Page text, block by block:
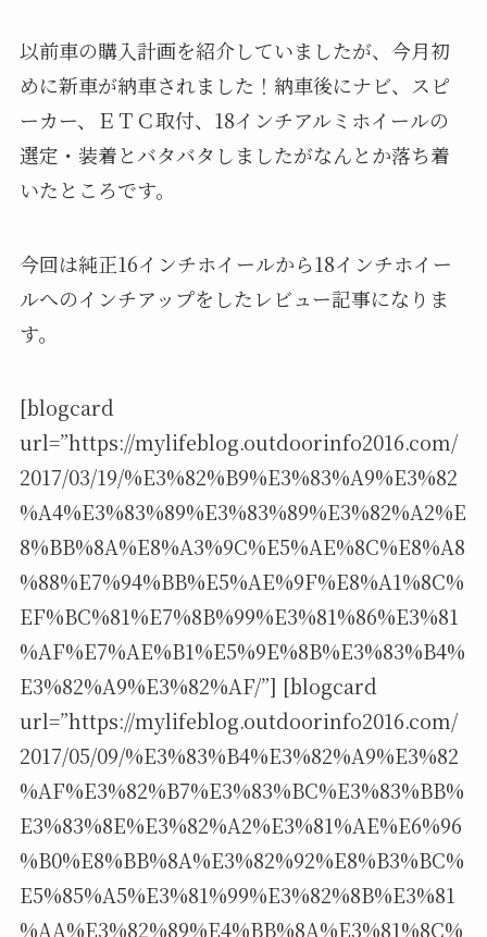
以前車の購入計画を紹介していましたが、今月初
めに新車が納車されました！納車後にナビ、スピ
ーカー、ＥＴＣ取付、18インチアルミホイールの
選定・装着とバタバタしましたがなんとか落ち着
いたところです。
今回は純正16インチホイールから18インチホイー
ルへのインチアップをしたレビュー記事になりま
す。
[blogcard
url=”https://mylifeblog.outdoorinfo2016.com/
2017/03/19/%E3%82%B9%E3%83%A9%E3%82
%A4%E3%83%89%E3%83%89%E3%82%A2%E
8%BB%8A%E8%A3%9C%E5%AE%8C%E8%A8
%88%E7%94%BB%E5%AE%9F%E8%A1%8C%
EF%BC%81%E7%8B%99%E3%81%86%E3%81
%AF%E7%AE%B1%E5%9E%8B%E3%83%B4%
E3%82%A9%E3%82%AF/”] [blogcard
url=”https://mylifeblog.outdoorinfo2016.com/
2017/05/09/%E3%83%B4%E3%82%A9%E3%82
%AF%E3%82%B7%E3%83%BC%E3%83%BB%
E3%83%8E%E3%82%A2%E3%81%AE%E6%96
%B0%E8%BB%8A%E3%82%92%E8%B3%BC%
E5%85%A5%E3%81%99%E3%82%8B%E3%81
%AA%E3%82%89%E4%BB%8A%E3%81%8C%